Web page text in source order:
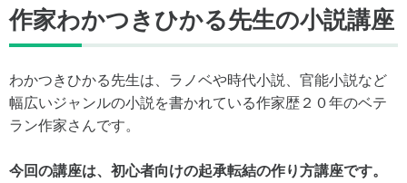
作家わかつきひかる先生の小説講座
わかつきひかる先生は、ラノベや時代小説、官能小説など
幅広いジャンルの小説を書かれている作家歴２０年のベテ
ラン作家さんです。
今回の講座は、初心者向けの起承転結の作り方講座です。